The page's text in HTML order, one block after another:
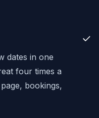
dates in one
four times a
bookings,